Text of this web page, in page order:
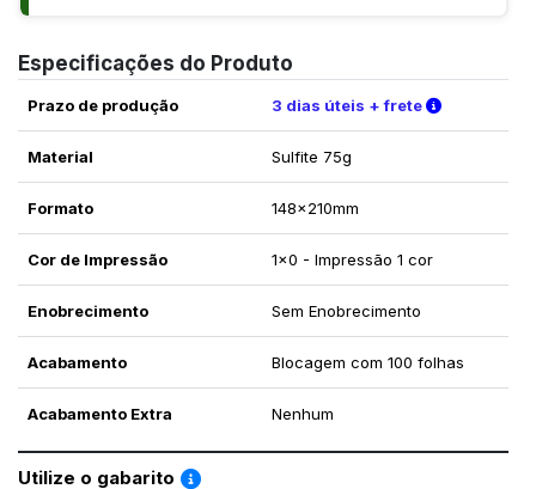
Especificações do Produto
Prazo de produção 3 dias úteis + frete Verifique
Material Sulfite 75g
Formato 148x210mm
Cor de Impressão 1x0 - Impressão 1 cor
Enobrecimento Sem Enobrecimento
Acabamento Blocagem com 100 folhas
Acabamento Extra Nenhum
Utilize o gabarito Saiba como utilizar os nossos gabaritos